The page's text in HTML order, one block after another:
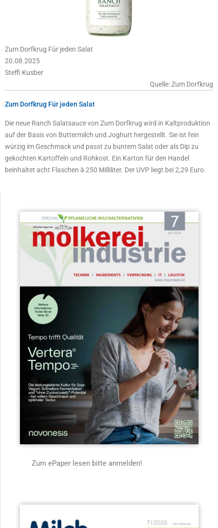
Zum Dorfkrug Für jeden Salat
20.08.2025
Steffi Kusber
Quelle: Zum Dorfkrug
Zum Dorfkrug Für jeden Salat
Die neue Ranch Salatsauce von Zum Dorfkrug wird in Kaltproduktion
auf der Basis von Buttermilch und Joghurt hergestellt. Sie ist fein
würzig im Geschmack und passt zu buntem Salat oder als Dip zu
gekochten Kartoffeln und Rohkost. Ein Karton für den Handel
beinhaltet acht Flaschen à 250 Milliliter. Der UVP liegt bei 2,29 Euro.
Zum ePaper lesen bitte anmelden!